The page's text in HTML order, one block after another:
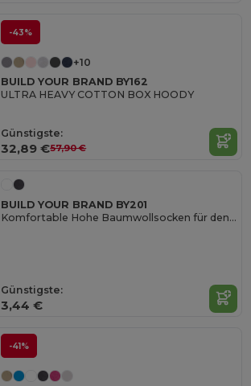
-43%
+10
BUILD YOUR BRAND BY162
ULTRA HEAVY COTTON BOX HOODY
Günstigste:
32,89 €57,90 €
BUILD YOUR BRAND BY201
Komfortable Hohe Baumwollsocken für den Alltag
Günstigste:
3,44 €
-41%